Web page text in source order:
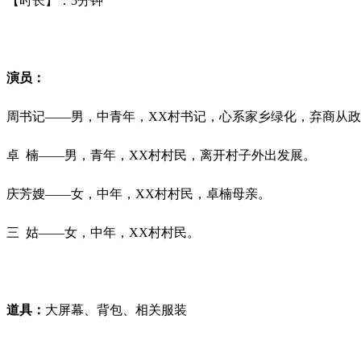
演员：
周书记——男，中青年，XX村书记，心系家乡绿化，弃商从政
卓 楠——男，青年，XX村村民，离开村子外出发展。
庆芳嫂——女，中年，XX村村民，卓楠母亲。
三 姑——女，中年，XX村村民。
道具： 大屏幕、背包、相关服装